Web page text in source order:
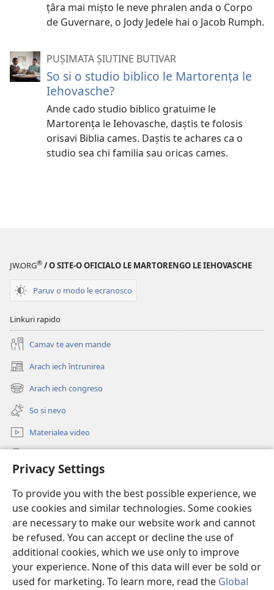
Privacy Settings
To provide you with the best possible experience, we
use cookies and similar technologies. Some cookies
are necessary to make our website work and cannot
be refused. You can accept or decline the use of
additional cookies, which we use only to improve
your experience. None of this data will ever be sold or
used for marketing. To learn more, read the Global
țâra mai mișto le neve phralen anda o Corpo
de Guvernare, o Jody Jedele hai o Jacob Rumph.
PUȘIMATA ȘIUTINE BUTIVAR
So si o studio biblico le Martorența le
Iehovasche?
Ande cado studio biblico gratuime le
Martorența le Iehovasche, daștis te folosis
orisavi Biblia cames. Daștis te achares ca o
studio sea chi familia sau oricas cames.
JW.ORG® / O SITE-O OFICIALO LE MARTORENGO LE IEHOVASCHE
Paruv o modo le ecranosco
Linkuri rapido
Camav te aven mande
Arach iech întrunirea
(opens
new
window)
Arach iech congreso
(opens
new
window)
So si nevo
Materialea video
(opens
window)Watchtower ONLINE LIBRARY™
(opens
new
window)JW Hub ®
(opens
new
window)